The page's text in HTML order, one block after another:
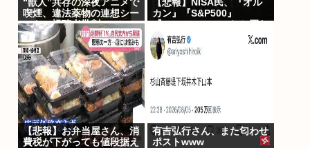
“獣人”共存の深夜アニメで
喫煙、違法薬物の連想シー
ンも…視聴者批判でBPO
議論
【悲報】NISA民、『オル
カン』『S&P500』
ない
【悲報】お弁当屋さん、消
費税が下がっても値段据え
有吉弘行さん、また匂わせ
ポストwww